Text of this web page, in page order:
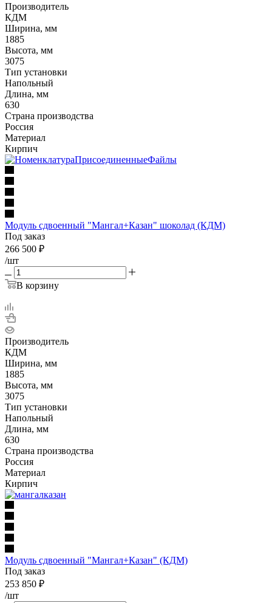
Производитель
КДМ
Ширина, мм
1885
Высота, мм
3075
Тип установки
Напольный
Длина, мм
630
Страна производства
Россия
Материал
Кирпич
Модуль сдвоенный "Мангал+Казан" шоколад (КДМ)
Под заказ
266 500 ₽
/шт
В корзину
Производитель
КДМ
Ширина, мм
1885
Высота, мм
3075
Тип установки
Напольный
Длина, мм
630
Страна производства
Россия
Материал
Кирпич
Модуль сдвоенный "Мангал+Казан" (КДМ)
Под заказ
253 850 ₽
/шт